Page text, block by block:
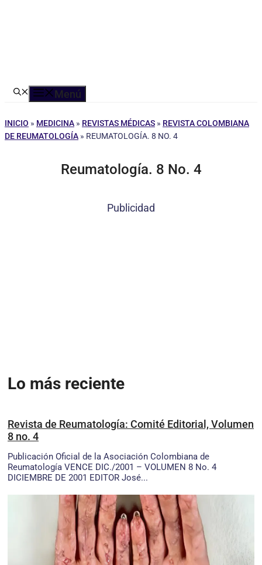
Menú
INICIO » MEDICINA » REVISTAS MÉDICAS » REVISTA COLOMBIANA
DE REUMATOLOGÍA » REUMATOLOGÍA. 8 NO. 4
Reumatología. 8 No. 4
Publicidad
Lo más reciente
Revista de Reumatología: Comité Editorial, Volumen
8 no. 4
Publicación Oficial de la Asociación Colombiana de
Reumatología VENCE DIC./2001 – VOLUMEN 8 No. 4
DICIEMBRE DE 2001 EDITOR José...